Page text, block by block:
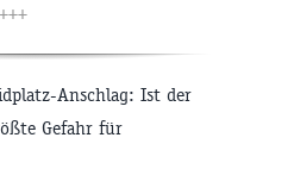
+++
Anschlag: Ist der
Gefahr für